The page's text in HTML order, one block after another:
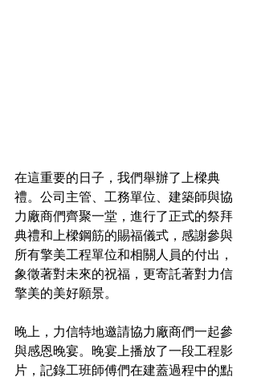
在這重要的日子，我們舉辦了上樑典
禮。公司主管、工務單位、建築師與協
力廠商們齊聚一堂，進行了正式的祭拜
典禮和上樑鋼筋的賜福儀式，感謝參與
所有擎美工程單位和相關人員的付出，
象徵著對未來的祝福，更寄託著對力信
擎美的美好願景。
晚上，力信特地邀請協力廠商們一起參
與感恩晚宴。晚宴上播放了一段工程影
片，記錄工班師傅們在建蓋過程中的點